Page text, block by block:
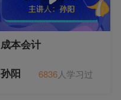
成本会计
孙阳 6836人学习过